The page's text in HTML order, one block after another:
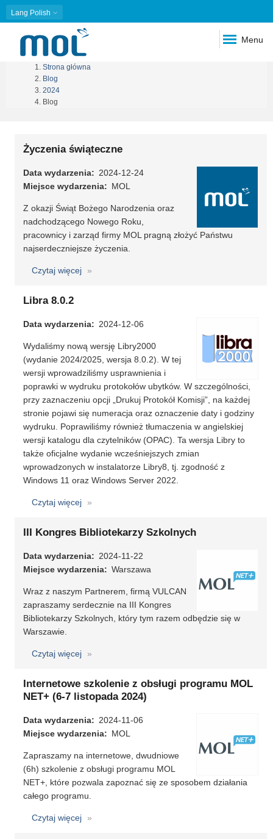
Lang Polish
Menu
Ścieżka
nawigacyjna
Strona główna
Blog
2024
Blog
Życzenia świąteczne
Data wydarzenia
2024-12-24
Miejsce wydarzenia
MOL
Z okazji Świąt Bożego Narodzenia oraz
nadchodzącego Nowego Roku,
pracownicy i zarząd firmy MOL pragną złożyć Państwu
najserdeczniejsze życzenia.
Czytaj więcej
o
Libra 8.0.2
Data wydarzenia 2024-12-06
Wydaliśmy nową wersję Libry2000
(wydanie 2024/2025, wersja 8.0.2). W tej
wersji wprowadziliśmy usprawnienia i
poprawki w wydruku protokołów ubytków. W szczególności,
przy zaznaczeniu opcji „Drukuj Protokół Komisji”, na każdej
stronie pojawi się numeracja oraz oznaczenie daty i godziny
wydruku. Poprawiliśmy również tłumaczenia w angielskiej
wersji katalogu dla czytelników (OPAC). Ta wersja Libry to
także oficjalne wydanie wcześniejszych zmian
wprowadzonych w instalatorze Libry8, tj. zgodność z
Windows 11 oraz Windows Server 2022.
Czytaj więcej
o
8.0.2
III Kongres Bibliotekarzy Szkolnych
Data wydarzenia
2024-11-22
Miejsce wydarzenia
Warszawa
Wraz z naszym Partnerem, firmą VULCAN
zapraszamy serdecznie na III Kongres
Bibliotekarzy Szkolnych, który tym razem odbędzie się w
Warszawie.
Czytaj więcej
o
Kongres
Bibliotekarzy
Internetowe szkolenie z obsługi programu MOL
NET+ (6-7 listopada 2024)
Data wydarzenia
2024-11-06
Miejsce wydarzenia
MOL
Zapraszamy na internetowe, dwudniowe
(6h) szkolenie z obsługi programu MOL
NET+, które pozwala zapoznać się ze sposobem działania
całego programu.
Czytaj więcej
o